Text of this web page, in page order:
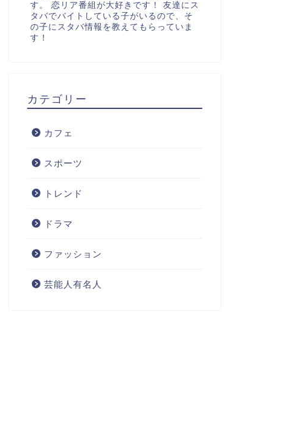
す。 恋リア番組が大好きです！ 友達にス
タバでバイトしている子がいるので、そ
の子にスタバ情報を教えてもらっていま
す！
カテゴリー
カフェ
スポーツ
トレンド
ドラマ
ファッション
芸能人有名人